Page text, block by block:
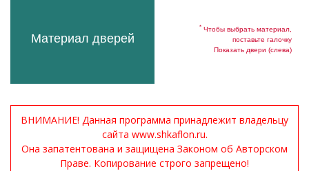
Материал дверей
* Чтобы выбрать материал,
поставьте галочку
Показать двери (слева)
ВНИМАНИЕ! Данная программа принадлежит владельцу
сайта www.shkaflon.ru.
Она запатентована и защищена Законом об Авторском
Праве. Копирование строго запрещено!